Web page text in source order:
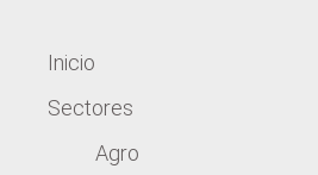
Inicio
Sectores
Agro